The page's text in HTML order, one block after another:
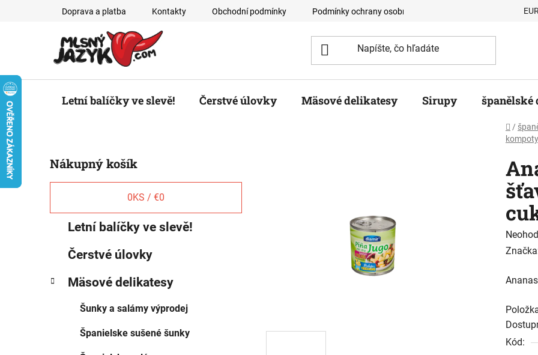
Doprava a platba Kontakty Obchodní podmínky Podmínky ochrany osobních údajů VelkoobchodníEUR
Letní balíčky ve slevě! Čerstvé úlovky Mäsové delikatesy Sirupy španělské
Domov
/
kompoty
o
č
ý
e
Nákupný košík
0KS / €0
kategórie
ó
Letní balíčky ve slevě!
Čerstvé úlovky
Mäsové delikatesy
Šunky a salámy výprodej
Španielske sušené šunky
je
z
5
Kód: